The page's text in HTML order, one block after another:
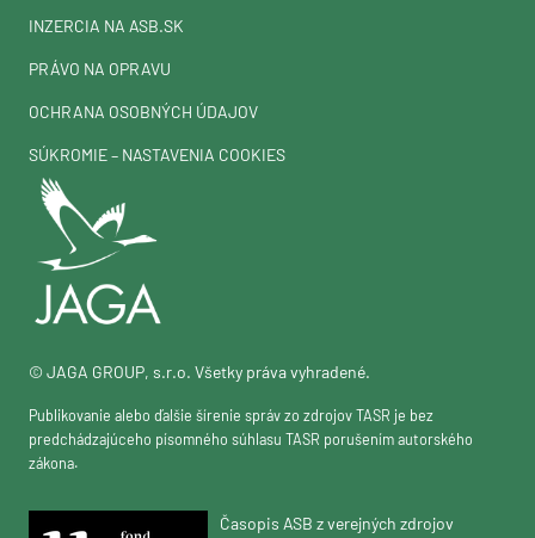
© JAGA GROUP, s.r.o. Všetky práva vyhradené.
Publikovanie alebo ďalšie šírenie správ zo zdrojov TASR je bez
predchádzajúceho písomného súhlasu TASR porušením autorského
zákona.
Časopis ASB z verejných zdrojov
INZERCIA NA ASB.SK
PRÁVO NA OPRAVU
OCHRANA OSOBNÝCH ÚDAJOV
SÚKROMIE – NASTAVENIA COOKIES